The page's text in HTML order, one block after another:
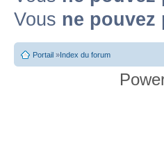
Vous ne pouvez
Portail »Index du forum